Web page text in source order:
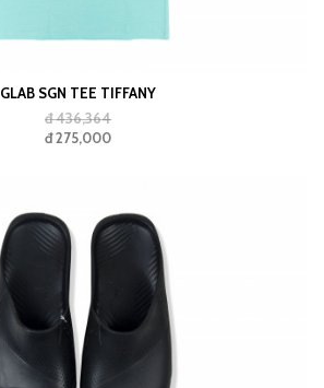
GLAB SGN TEE TIFFANY
đ 436,364
đ 275,000